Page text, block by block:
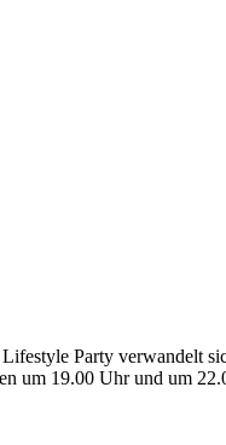
Party verwandelt
um 19.00 Uhr und um